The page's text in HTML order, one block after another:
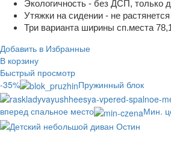
Экологичность - без ДСП, только
Утяжки на сидении - не растянется
Три варианта ширины сп.места
Добавить в Избранные
В корзину
Быстрый просмотр
-35%
Пружинный блок
вперед спальное место
Мин.